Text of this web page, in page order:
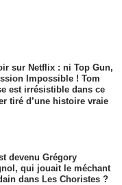
sur Netflix : ni Top Gun,
Impossible ! Tom
est irrésistible dans ce
tiré d’une histoire vraie
devenu Grégory
qui jouait le méchant
dans Les Choristes ?